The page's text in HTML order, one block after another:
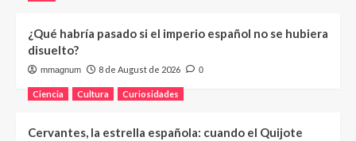
¿Qué habría pasado si el imperio español no se hubiera
disuelto?
mmagnum 8 de August de 2026 0
Ciencia Cultura Curiosidades
Cervantes, la estrella española: cuando el Quijote